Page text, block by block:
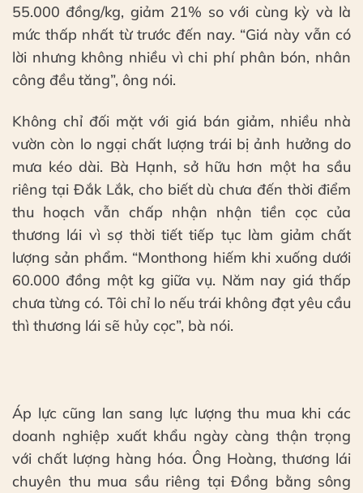
55.000 đồng/kg, giảm 21% so với cùng kỳ và là
mức thấp nhất từ trước đến nay. “Giá này vẫn có
lời nhưng không nhiều vì chi phí phân bón, nhân
công đều tăng”, ông nói.
Không chỉ đối mặt với giá bán giảm, nhiều nhà
vườn còn lo ngại chất lượng trái bị ảnh hưởng do
mưa kéo dài. Bà Hạnh, sở hữu hơn một ha sầu
riêng tại Đắk Lắk, cho biết dù chưa đến thời điểm
thu hoạch vẫn chấp nhận nhận tiền cọc của
thương lái vì sợ thời tiết tiếp tục làm giảm chất
lượng sản phẩm. “Monthong hiếm khi xuống dưới
60.000 đồng một kg giữa vụ. Năm nay giá thấp
chưa từng có. Tôi chỉ lo nếu trái không đạt yêu cầu
thì thương lái sẽ hủy cọc”, bà nói.
Áp lực cũng lan sang lực lượng thu mua khi các
doanh nghiệp xuất khẩu ngày càng thận trọng
với chất lượng hàng hóa. Ông Hoàng, thương lái
chuyên thu mua sầu riêng tại Đồng bằng sông